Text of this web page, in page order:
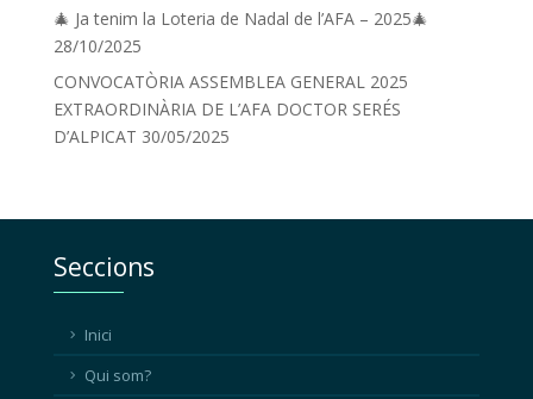
🎄 Ja tenim la Loteria de Nadal de l’AFA – 2025🎄
28/10/2025
CONVOCATÒRIA ASSEMBLEA GENERAL 2025
EXTRAORDINÀRIA DE L’AFA DOCTOR SERÉS
D’ALPICAT 30/05/2025
Seccions
Inici
Qui som?